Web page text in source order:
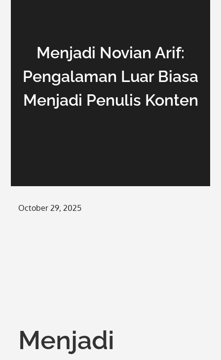
Menjadi Novian Arif:
Pengalaman Luar Biasa
Menjadi Penulis Konten
Posted
October 29, 2025
Menjadi